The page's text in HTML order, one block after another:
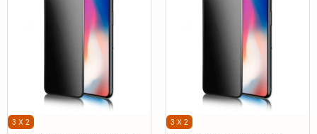
3 X 2 3 X 2